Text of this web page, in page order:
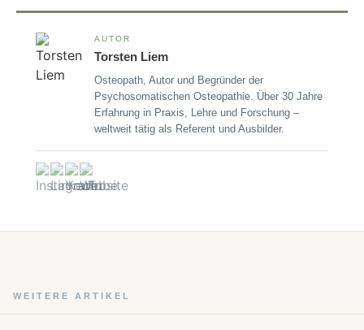
AUTOR
Torsten Liem
Osteopath, Autor und Begründer der
Psychosomatischen Osteopathie. Über 30 Jahre
Erfahrung in Praxis, Lehre und Forschung –
weltweit tätig als Referent und Ausbilder.
WEITERE ARTIKEL